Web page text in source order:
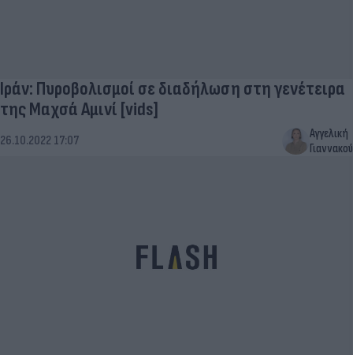
Ιράν: Πυροβολισμοί σε διαδήλωση στη γενέτειρα
της Μαχσά Αμινί [vids]
26.10.2022 17:07
Αγγελική
Γιαννακού